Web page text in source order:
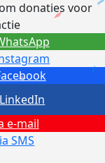
donaties voor
e-mail
SMS